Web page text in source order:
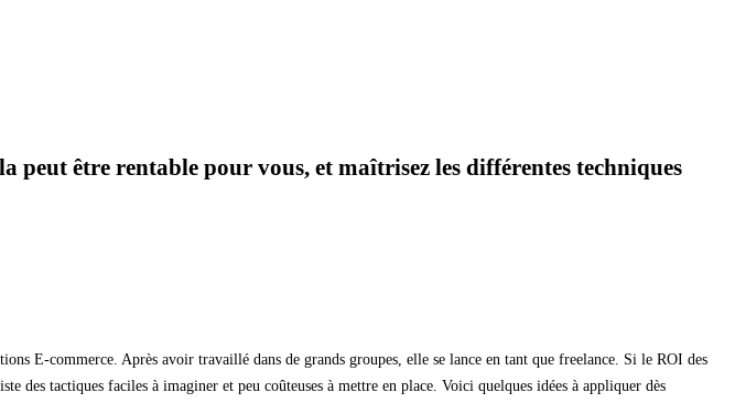
être rentable pour vous, et maîtrisez les différentes techniques
E-commerce. Après avoir travaillé dans de grands groupes, elle se lance en tant que freelance. Si le ROI des
des tactiques faciles à imaginer et peu coûteuses à mettre en place. Voici quelques idées à appliquer dès